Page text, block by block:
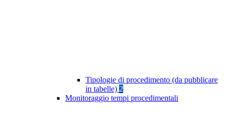
Tipologie di procedimento (da pubblicare
in tabelle) 2
Monitoraggio tempi procedimentali